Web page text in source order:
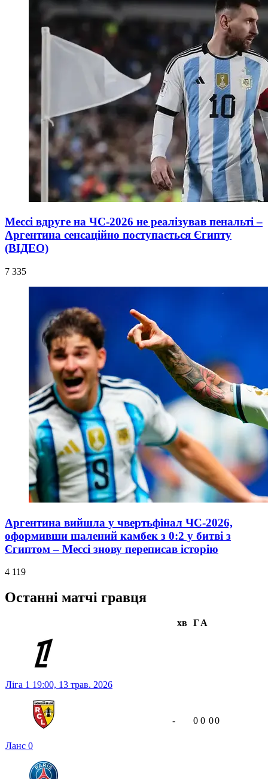
Мессі вдруге на ЧС-2026 не реалізував пенальті –
Аргентина сенсаційно поступається Єгипту
(ВІДЕО)
7 335
Аргентина вийшла у чвертьфінал ЧС-2026,
оформивши шалений камбек з 0:2 у битві з
Єгиптом – Мессі знову переписав історію
4 119
Останні матчі гравця
хв ГА
Ліга 1 19:00, 13 трав. 2026
Ланс 0
- 0 0 00